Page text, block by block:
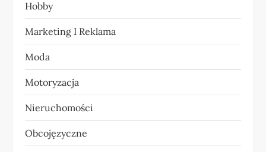
s
u
Hobby
Marketing I Reklama
Moda
Motoryzacja
Nieruchomości
Obcojęzyczne